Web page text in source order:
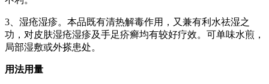
3、湿疮湿疹。本品既有清热解毒作用，又兼有利水祛湿之
功，对皮肤湿疮湿疹及手足疥癣均有较好疗效。可单味水煎，
局部湿敷或外搽患处。
用法用量